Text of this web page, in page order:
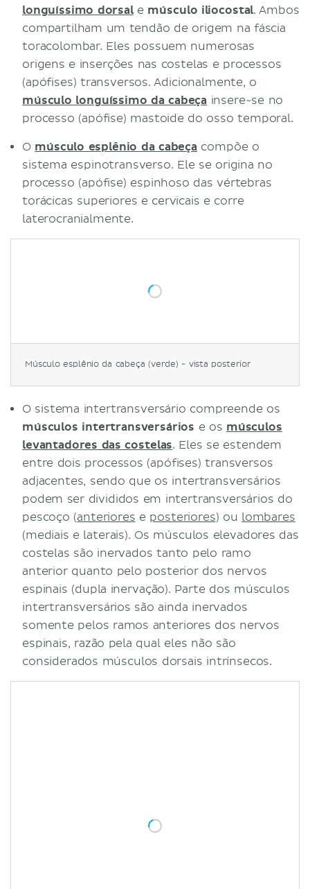
longuíssimo dorsale músculo iliocostal. Ambos
compartilham um tendão de origem na fáscia
toracolombar. Eles possuem numerosas
origens e inserções nas costelas e processos
(apófises) transversos. Adicionalmente, o
músculo longuíssimo da cabeça insere-se no
processo (apófise) mastoide do osso temporal.
O músculo esplênio da cabeça compõe o
sistema espinotransverso. Ele se origina no
processo (apófise) espinhoso das vértebras
torácicas superiores e cervicais e corre
laterocranialmente.
Músculo esplênio da cabeça (verde) - vista posterior
O sistema intertransversário compreende os
músculos intertransversários e os músculos
levantadores das costelas. Eles se estendem
entre dois processos (apófises) transversos
adjacentes, sendo que os intertransversários
podem ser divididos em intertransversários do
pescoço (anteriores e posteriores) ou lombares
(mediais e laterais). Os músculos elevadores das
costelas são inervados tanto pelo ramo
anterior quanto pelo posterior dos nervos
espinais (dupla inervação). Parte dos músculos
intertransversários são ainda inervados
somente pelos ramos anteriores dos nervos
espinais, razão pela qual eles não são
considerados músculos dorsais intrínsecos.